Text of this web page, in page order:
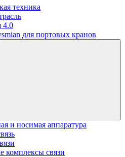
техника
4.0
для портовых кранов
и носимая аппаратура
комплексы связи